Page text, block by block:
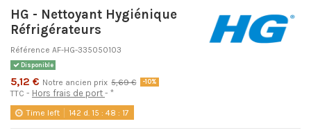
HG - Nettoyant Hygiénique
Réfrigérateurs
Référence AF-HG-335050103
Disponible
5,12 € Notre ancien prix 5,69 € -10%
TTC Hors frais de port *
Time left 142 d. 15 :48 : 17